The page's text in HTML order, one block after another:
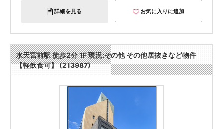
詳細を見る お気に入りに追加
水天宮前駅 徒歩2分 1F 現況:その他 その他居抜きなど物件
【軽飲食可】 (213987)